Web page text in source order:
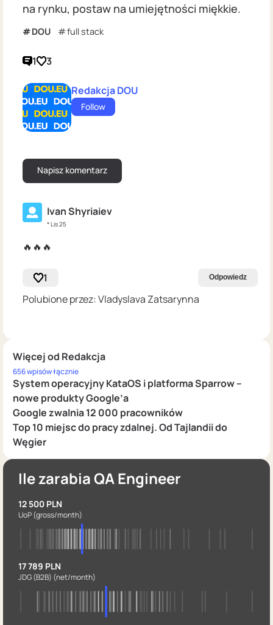
Więcej od Redakcja
656 wpisów łącznie
System operacyjny KataOS i platforma Sparrow –
nowe produkty Google’a
Google zwalnia 12 000 pracowników
Top 10 miejsc do pracy zdalnej. Od Tajlandii do
Węgier
na rynku, postaw na umiejętności miękkie.
DOU full stack
1 3
Redakcja DOU
Follow
Ivan Shyriaiev
* Lis 25
🔥🔥🔥
1 Odpowiedz
Polubione przez: Vladyslava Zatsarynna
Ile zarabia QA Engineer
12 500 PLN
UoP(gross/month)
17 789 PLN
JDG (B2B) (net/month)